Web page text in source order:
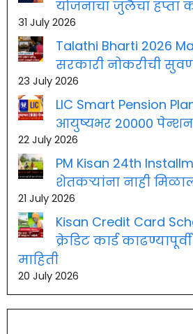
योजनाचा जुलैचा हप्ता
31 July 2026
Talathi Bharti 2026
सरकारी नोकरीची
23 July 2026
LIC Smart Pension
आयुष्यभर 20000 पेन्शन
22 July 2026
PM Kisan 24th
शेतकऱ्यांना नाही
21 July 2026
Kisan Credit Card
क्रेडिट कार्ड
माहिती
20 July 2026